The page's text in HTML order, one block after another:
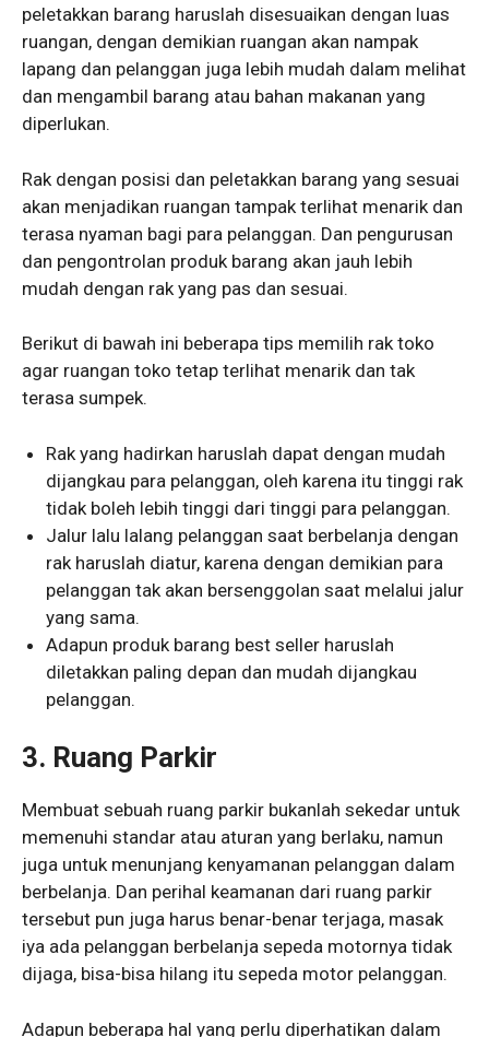
peletakkan barang haruslah disesuaikan dengan luas
ruangan, dengan demikian ruangan akan nampak
lapang dan pelanggan juga lebih mudah dalam melihat
dan mengambil barang atau bahan makanan yang
diperlukan.
Rak dengan posisi dan peletakkan barang yang sesuai
akan menjadikan ruangan tampak terlihat menarik dan
terasa nyaman bagi para pelanggan. Dan pengurusan
dan pengontrolan produk barang akan jauh lebih
mudah dengan rak yang pas dan sesuai.
Berikut di bawah ini beberapa tips memilih rak toko
agar ruangan toko tetap terlihat menarik dan tak
terasa sumpek.
Rak yang hadirkan haruslah dapat dengan mudah
dijangkau para pelanggan, oleh karena itu tinggi rak
tidak boleh lebih tinggi dari tinggi para pelanggan.
Jalur lalu lalang pelanggan saat berbelanja dengan
rak haruslah diatur, karena dengan demikian para
pelanggan tak akan bersenggolan saat melalui jalur
yang sama.
Adapun produk barang best seller haruslah
diletakkan paling depan dan mudah dijangkau
pelanggan.
3. Ruang Parkir
Membuat sebuah ruang parkir bukanlah sekedar untuk
memenuhi standar atau aturan yang berlaku, namun
juga untuk menunjang kenyamanan pelanggan dalam
berbelanja. Dan perihal keamanan dari ruang parkir
tersebut pun juga harus benar-benar terjaga, masak
iya ada pelanggan berbelanja sepeda motornya tidak
dijaga, bisa-bisa hilang itu sepeda motor pelanggan.
Adapun beberapa hal yang perlu diperhatikan dalam